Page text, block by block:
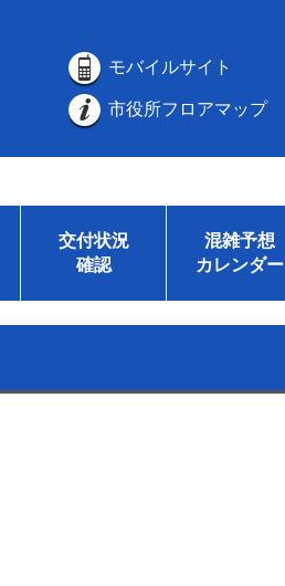
モバイルサイト
市役所フロアマップ
交付状況
確認
混雑予想
カレンダー